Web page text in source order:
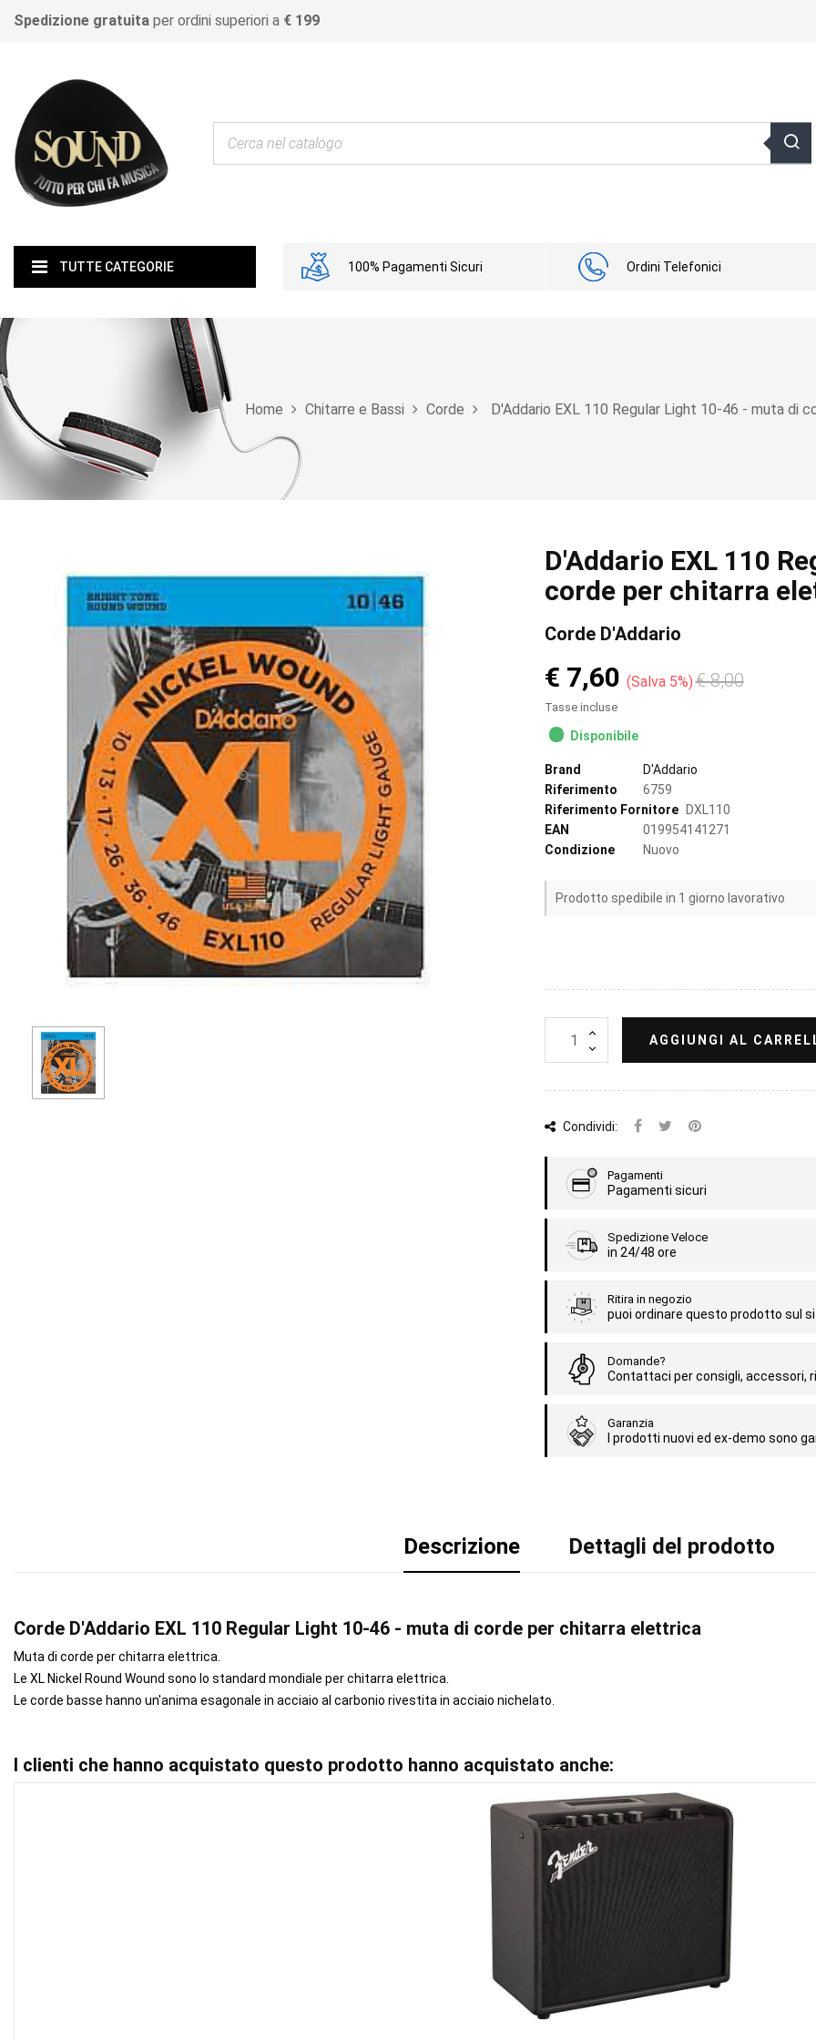
Spedizione gratuita per ordini superiori a € 199
TUTTE CATEGORIE 100% Pagamenti Sicuri Ordini Telefonici
Home Chitarre e Bassi Corde D'Addario EXL 110 Regular Light 10-46 - muta di

D'Addario EXL 110
corde per chitarra
Corde D'Addario
€ 7,60 Salva 5% € 8,00
Tasse incluse
Disponibile
Brand
D'Addario
Riferimento
6759
Riferimento Fornitore
DXL110
EAN
019954141271
Condizione
Nuovo
Prodotto spedibile in 1 giorno lavorativo
AGGIUNGI AL
Condividi:
Pagamenti
Pagamenti sicuri
Spedizione Veloce
in 24/48 ore
Ritira in negozio
puoi ordinare questo prodotto sul
Domande?
Contattaci per consigli, accessori,
Garanzia
I prodotti nuovi ed ex-demo sono
Descrizione Dettagli del prodotto
Corde D'Addario EXL 110 Regular Light 10-46 - muta di corde per chitarra elettrica
Muta di corde per chitarra elettrica.
Le XL Nickel Round Wound sono lo standard mondiale per chitarra elettrica.
Le corde basse hanno un'anima esagonale in acciaio al carbonio rivestita in acciaio nichelato.
I clienti che hanno acquistato questo prodotto hanno acquistato anche: